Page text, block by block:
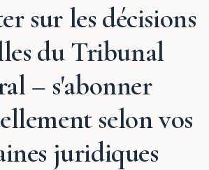
sur les décisions
du Tribunal
– s'abonner
selon vos
juridiques